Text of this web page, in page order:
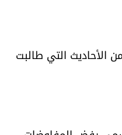
الأحاديث التي طالبت